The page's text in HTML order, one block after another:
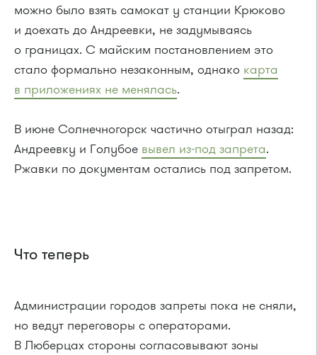
можно было взять самокат у станции Крюково
и доехать до Андреевки, не задумываясь
о границах. С майским постановлением это
стало формально незаконным, однако карта
в приложениях не менялась.
В июне Солнечногорск частично отыграл назад:
Андреевку и Голубое вывел из-под запрета.
Ржавки по документам остались под запретом.
Что теперь
Администрации городов запреты пока не сняли,
но ведут переговоры с операторами.
В Люберцах стороны согласовывают зоны